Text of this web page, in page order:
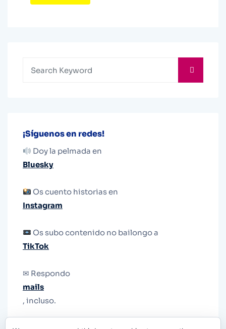
¡Síguenos en redes!
Doy la pelmada en
Bluesky
Os cuento historias en
Instagram
Os subo contenido no bailongo a
TikTok
✉ Respondo
mails
, incluso.